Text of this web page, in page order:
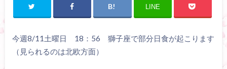
LINE
今週8/11土曜日 18：56 獅子座で部分日食が起こります
（見られるのは北欧方面）